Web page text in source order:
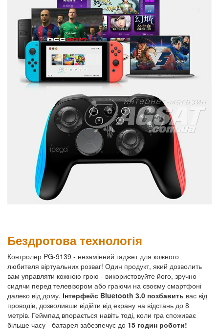
Бездротова технологія
Контролер PG-9139 - незамінний гаджет для кожного
любителя віртуальних розваг! Один продукт, який дозволить
вам управляти кожною грою - використовуйте його, зручно
сидячи перед телевізором або граючи на своєму смартфоні
далеко від дому. Інтерфейс Bluetooth 3.0 позбавить вас від
проводів, дозволивши відійти від екрану на відстань до 8
метрів. Геймпад впорається навіть тоді, коли гра споживає
більше часу - батарея забезпечує до 15 годин роботи!